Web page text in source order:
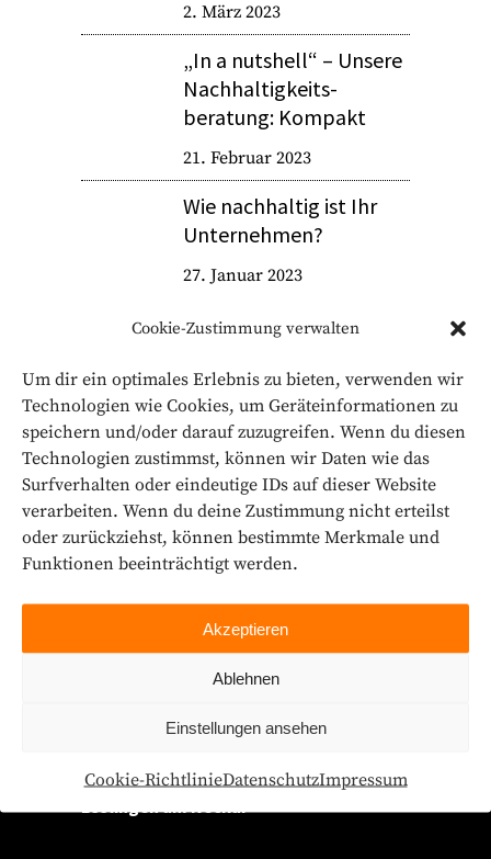
Cookie-Zustimmung verwalten
Um dir ein optimales Erlebnis zu bieten, verwenden wir
Technologien wie Cookies, um Geräteinformationen zu
speichern und/oder darauf zuzugreifen. Wenn du diesen
Technologien zustimmst, können wir Daten wie das
Surfverhalten oder eindeutige IDs auf dieser Website
verarbeiten. Wenn du deine Zustimmung nicht erteilst
oder zurückziehst, können bestimmte Merkmale und
Funktionen beeinträchtigt werden.
Akzeptieren
Ablehnen
Einstellungen ansehen
Cookie-RichtlinieDatenschutzImpressum
2. März 2023
„In a nutshell“ – Unsere
Nachhaltigkeits­
beratung: Kompakt
21. Februar 2023
Wie nachhaltig ist Ihr
Unternehmen?
27. Januar 2023
Esslingen am Neckar